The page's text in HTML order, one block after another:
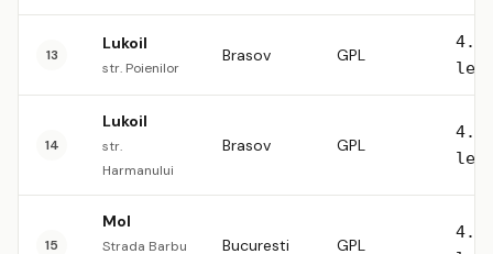
13
Lukoil
str. Poienilor
Brasov GPL
14
Lukoil
str.
Harmanului
Brasov GPL
15
Mol
Strada Barbu Bucuresti GPL